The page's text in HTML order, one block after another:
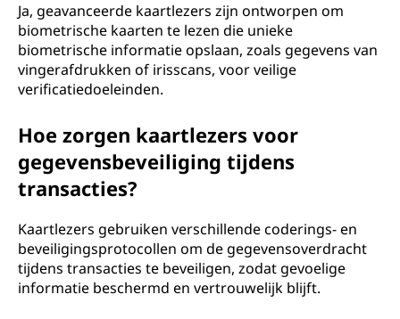
Ja, geavanceerde kaartlezers zijn ontworpen om
biometrische kaarten te lezen die unieke
biometrische informatie opslaan, zoals gegevens van
vingerafdrukken of irisscans, voor veilige
verificatiedoeleinden.
Hoe zorgen kaartlezers voor
gegevensbeveiliging tijdens
transacties?
Kaartlezers gebruiken verschillende coderings- en
beveiligingsprotocollen om de gegevensoverdracht
tijdens transacties te beveiligen, zodat gevoelige
informatie beschermd en vertrouwelijk blijft.